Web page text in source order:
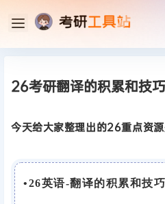
26考研翻译的积累和技
今天给大家整理出的26重点资
•26英语-翻译的积累和技